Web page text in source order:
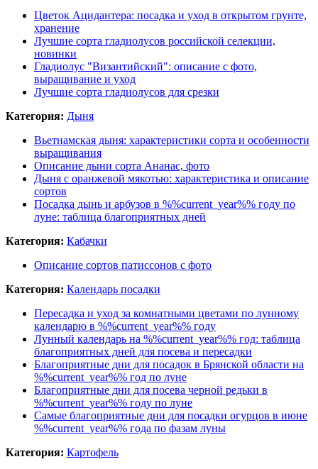
Цветок Ацидантера: посадка и уход в открытом грунте,
хранение
Лучшие сорта гладиолусов российской селекции,
новинки
Гладиолус "Византийский": описание с фото,
выращивание и уход
Лучшие сорта гладиолусов для срезки
Категория: Дыня
Вьетнамская дыня: характеристики сорта и особенности
выращивания
Описание дыни сорта Ананас, фото
Дыня с оранжевой мякотью: характеристика и описание
сортов
Посадка дынь и арбузов в %%current_year%% году по
луне: таблица благоприятных дней
Категория: Кабачки
Описание сортов патиссонов с фото
Категория: Календарь посадки
Пересадка и уход за комнатными цветами по лунному
календарю в %%current_year%% году
Лунный календарь на %%current_year%% год: таблица
благоприятных дней для посева и пересадки
Благоприятные дни для посадок в Брянской области на
%%current_year%% год по луне
Благоприятные дни для посева черной редьки в
%%current_year%% году по луне
Самые благоприятные дни для посадки огурцов в июне
%%current_year%% года по фазам луны
Категория: Картофель